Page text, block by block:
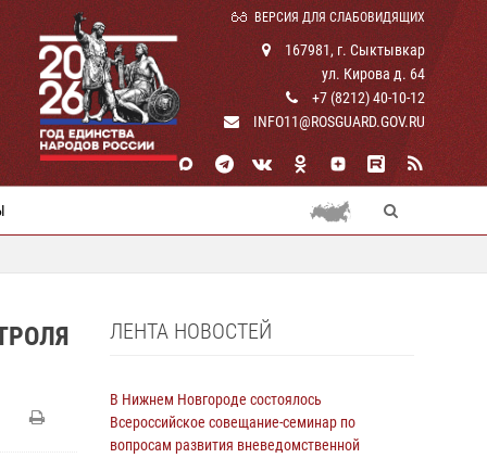
ВЕРСИЯ ДЛЯ СЛАБОВИДЯЩИХ
167981, г. Сыктывкар
ул. Кирова д. 64
+7 (8212) 40-10-12
INFO11@ROSGUARD.GOV.RU
ЛЕНТА НОВОСТЕЙ
В Нижнем Новгороде состоялось
Всероссийское совещание-семинар по
вопросам развития вневедомственной